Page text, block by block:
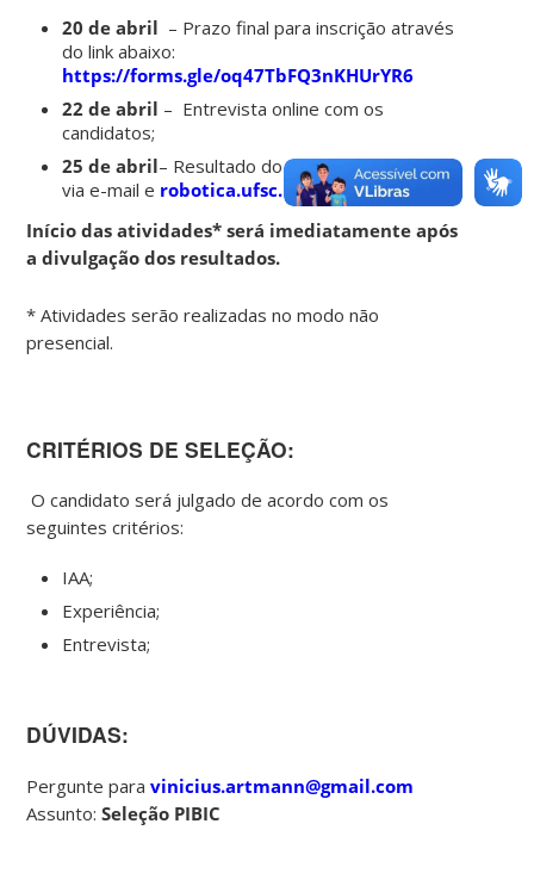
20 de abril – Prazo final para inscrição através
do link abaixo:
https://forms.gle/oq47TbFQ3nKHUrYR6
22 de abril – Entrevista online com os
candidatos;
25 de abril– Resultado do processo seletivo
via e-mail e robotica.ufsc.br
Início das atividades* será imediatamente após
a divulgação dos resultados.
* Atividades serão realizadas no modo não
presencial.
CRITÉRIOS DE SELEÇÃO:
O candidato será julgado de acordo com os
seguintes critérios:
IAA;
Experiência;
Entrevista;
DÚVIDAS:
Pergunte paravinicius.artmann@gmail.com
Assunto:Seleção PIBIC